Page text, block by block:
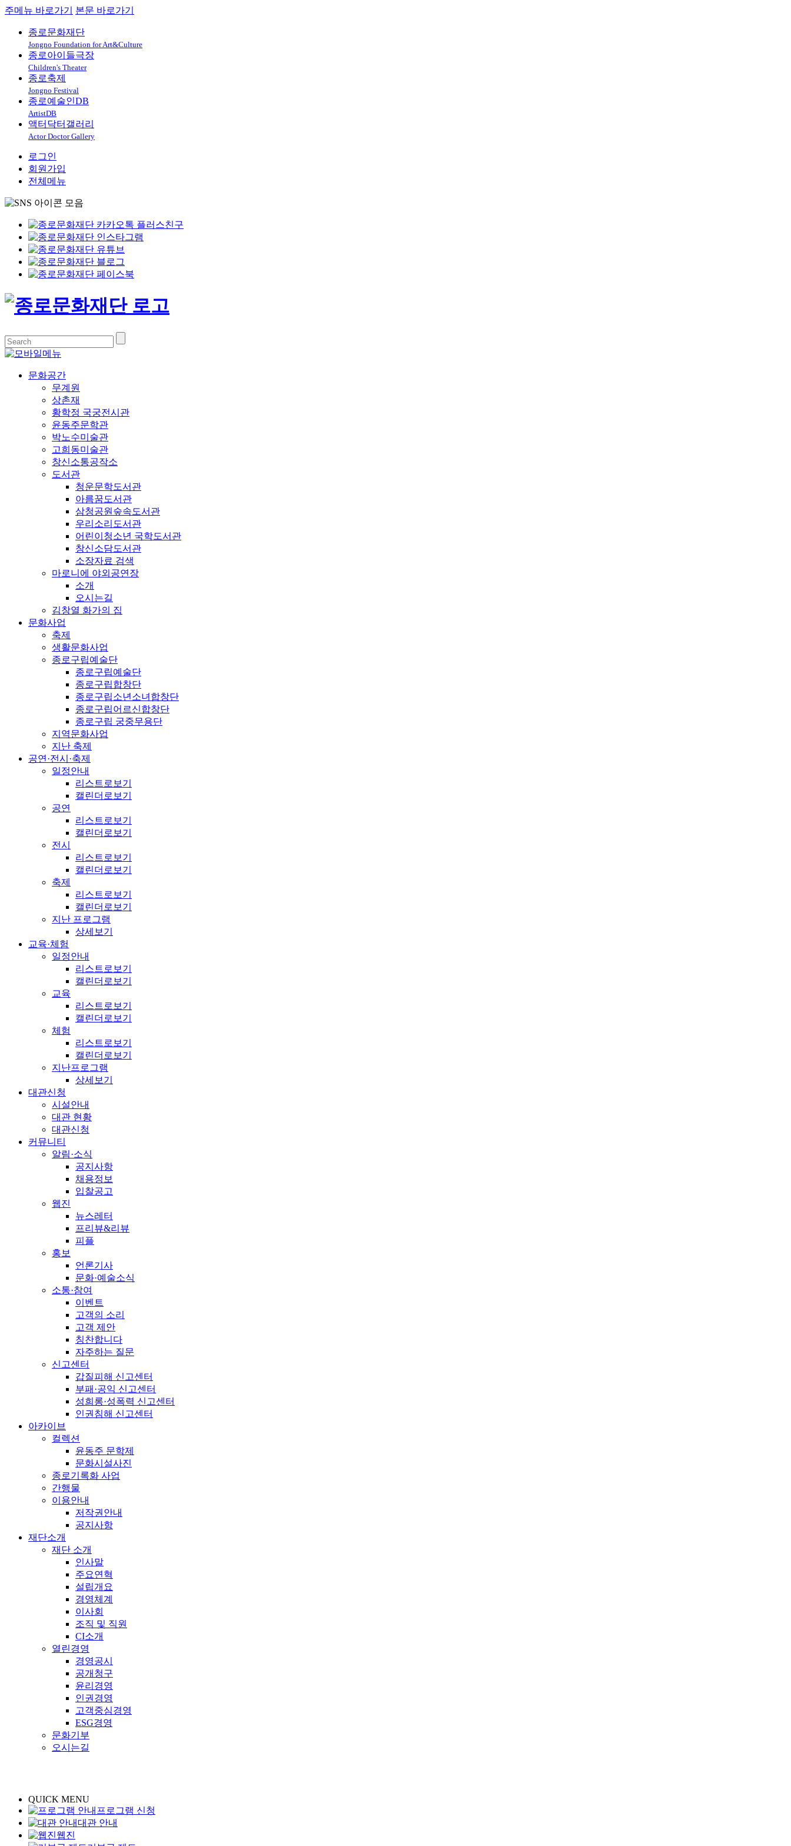
주메뉴 바로가기 본문 바로가기
종로문화재단
Jongno Foundation for Art&Culture
종로아이들극장
Children's Theater
종로축제
Jongno Festival
종로예술인DB
ArtistDB
액터닥터갤러리
Actor Doctor Gallery
로그인
회원가입
전체메뉴
문화공간
무계원
상촌재
황학정 국궁전시관
윤동주문학관
박노수미술관
고희동미술관
창신소통공작소
도서관
청운문학도서관
아름꿈도서관
삼청공원숲속도서관
우리소리도서관
어린이청소년 국학도서관
창신소담도서관
소장자료 검색
마로니에 야외공연장
소개
오시는길
김창열 화가의 집
문화사업
축제
생활문화사업
종로구립예술단
종로구립예술단
종로구립합창단
종로구립소년소녀합창단
종로구립어르신합창단
종로구립 궁중무용단
지역문화사업
지난 축제
공연·전시·축제
일정안내
리스트로보기
캘린더로보기
공연
리스트로보기
캘린더로보기
전시
리스트로보기
캘린더로보기
축제
리스트로보기
캘린더로보기
지난 프로그램
상세보기
교육·체험
일정안내
리스트로보기
캘린더로보기
교육
리스트로보기
캘린더로보기
체험
리스트로보기
캘린더로보기
지난프로그램
상세보기
대관신청
시설안내
대관 현황
대관신청
커뮤니티
알림·소식
공지사항
채용정보
입찰공고
웹진
뉴스레터
프리뷰&리뷰
피플
홍보
언론기사
문화·예술소식
소통·참여
이벤트
고객의 소리
고객 제안
칭찬합니다
자주하는 질문
신고센터
갑질피해 신고센터
부패·공익 신고센터
성희롱·성폭력 신고센터
인권침해 신고센터
아카이브
컬렉션
윤동주 문학제
문화시설사진
종로기록화 사업
간행물
이용안내
저작권안내
공지사항
재단소개
재단 소개
인사말
주요연혁
설립개요
경영체계
이사회
조직 및 직원
CI소개
열린경영
경영공시
공개청구
윤리경영
인권경영
고객중심경영
ESG경영
문화기부
오시는길
QUICK MENU
프로그램 신청
대관 안내
웹진